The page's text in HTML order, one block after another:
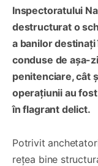
Inspectoratului
destructurat o
a banilor
conduse de așa-
penitenciare, cât
operațiunii au
în flagrant delict.
Potrivit
rețea bine